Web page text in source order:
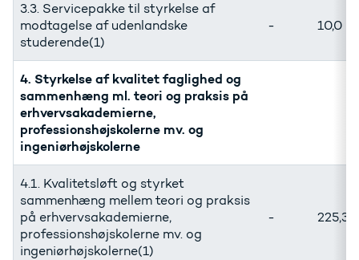
3.3. Servicepakke til styrkelse af
modtagelse af udenlandske
studerende(1)
- 10,0
4. Styrkelse af kvalitet faglighed og
sammenhæng ml. teori og praksis på
erhvervsakademierne,
professionshøjskolerne mv. og
ingeniørhøjskolerne
4.1. Kvalitetsløft og styrket
sammenhæng mellem teori og praksis
på erhvervsakademierne,
professionshøjskolerne mv. og
ingeniørhøjskolerne(1)
- 225,3